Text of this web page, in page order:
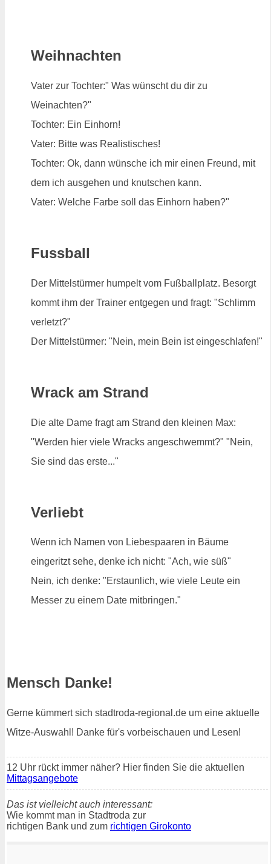
Weihnachten
Vater zur Tochter:" Was wünscht du dir zu
Weinachten?"
Tochter: Ein Einhorn!
Vater: Bitte was Realistisches!
Tochter: Ok, dann wünsche ich mir einen Freund, mit
dem ich ausgehen und knutschen kann.
Vater: Welche Farbe soll das Einhorn haben?"
Fussball
Der Mittelstürmer humpelt vom Fußballplatz. Besorgt
kommt ihm der Trainer entgegen und fragt: "Schlimm
verletzt?"
Der Mittelstürmer: "Nein, mein Bein ist eingeschlafen!"
Wrack am Strand
Die alte Dame fragt am Strand den kleinen Max:
"Werden hier viele Wracks angeschwemmt?" "Nein,
Sie sind das erste..."
Verliebt
Wenn ich Namen von Liebespaaren in Bäume
eingeritzt sehe, denke ich nicht: "Ach, wie süß"
Nein, ich denke: "Erstaunlich, wie viele Leute ein
Messer zu einem Date mitbringen."
Mensch Danke!
Gerne kümmert sich stadtroda-regional.de um eine aktuelle
Witze-Auswahl! Danke für's vorbeischauen und Lesen!
12 Uhr rückt immer näher? Hier finden Sie die aktuellen
Mittagsangebote
Das ist vielleicht auch interessant:
Wie kommt man in Stadtroda zur
richtigen Bank und zum richtigen Girokonto